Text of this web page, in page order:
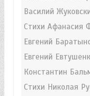
Василий
Стихи Афанасия
Евгений
Евгений
Константин
Стихи Николая